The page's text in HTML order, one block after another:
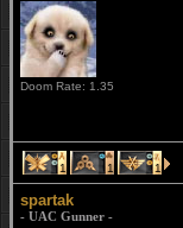
Doom Rate: 1.35
1 1 1
spartak
- UAC Gunner -